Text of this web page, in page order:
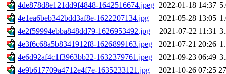
4de878d8e121dd9f4848-1642516674.jpeg 2022-01-18 14:37
4e1ea6beb342bdd3af8e-1622207134.jpg
2021-05-28 13:05
4e2f59994ebba848dd79-1626953492.jpg
2021-07-22 11:31
4e3f6c68a5b8341912f8-1626899163.jpeg
2021-07-21 20:26
4e6d92af4c1f3963bb22-1632379761.jpeg
2021-09-23 06:49
4e9b617709a4712e4f7e-1635233121.jpg
2021-10-26 07:25